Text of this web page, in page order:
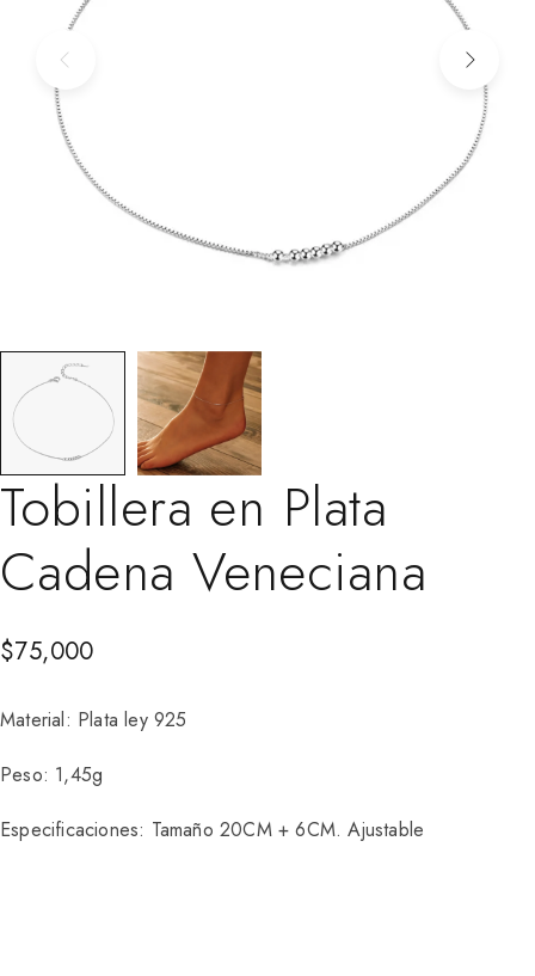
Tobillera en Plata
Cadena Veneciana
$75,000
Material: Plata ley 925
Peso: 1,45g
Especificaciones: Tamaño 20CM + 6CM. Ajustable